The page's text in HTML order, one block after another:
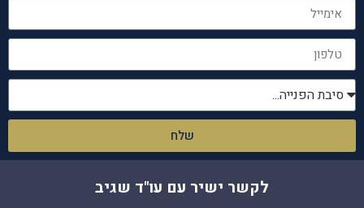
שלח
לקשר ישיר עם עו"ד שגיב